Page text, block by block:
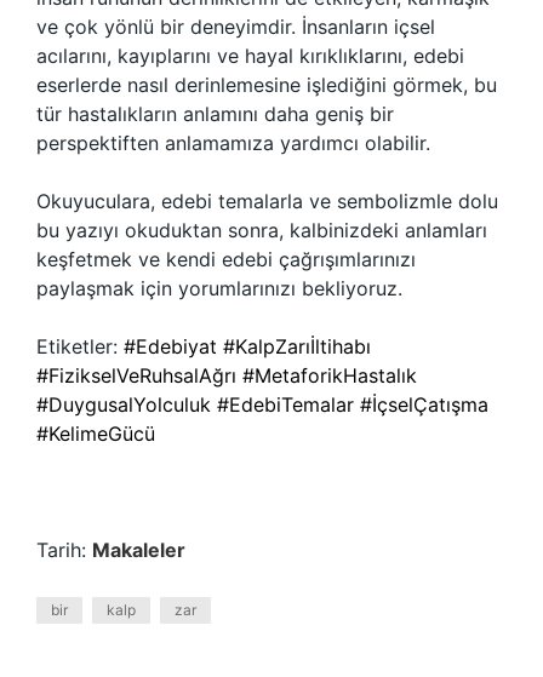
ve çok yönlü bir deneyimdir. İnsanların içsel
acılarını, kayıplarını ve hayal kırıklıklarını, edebi
eserlerde nasıl derinlemesine işlediğini görmek, bu
tür hastalıkların anlamını daha geniş bir
perspektiften anlamamıza yardımcı olabilir.
Okuyuculara, edebi temalarla ve sembolizmle dolu
bu yazıyı okuduktan sonra, kalbinizdeki anlamları
keşfetmek ve kendi edebi çağrışımlarınızı
paylaşmak için yorumlarınızı bekliyoruz.
Etiketler: #Edebiyat #KalpZarıİltihabı
#FizikselVeRuhsalAğrı #MetaforikHastalık
#DuygusalYolculuk #EdebiTemalar #İçselÇatışma
#KelimeGücü
Tarih: Makaleler
bir kalp zar